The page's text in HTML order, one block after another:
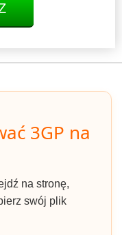
3GP na
na stronę,
swój plik